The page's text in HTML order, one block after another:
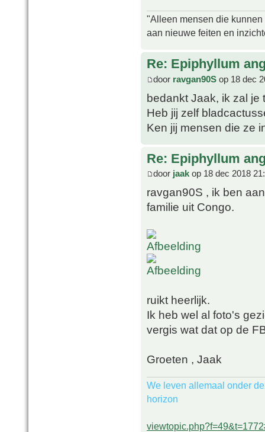
"Alleen mensen die
aan nieuwe feiten en
Re: Epiphyllum
door ravgan90S op 18 dec
bedankt Jaak, ik zal je
Heb jij zelf
Ken jij mensen die ze
Re: Epiphyllum
door jaak op 18 dec 2018
ravgan90S , ik ben
familie uit Congo.
ruikt heerlijk.
Ik heb wel al foto's
vergis wat dat op de
Groeten , Jaak
We leven allemaal onder
horizon